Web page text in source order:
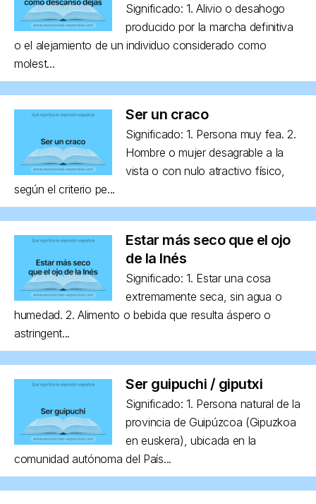
Significado: 1. Alivio o desahogo
producido por la marcha definitiva
o el alejamiento de un individuo considerado como
molest...
Ser un craco
Significado: 1. Persona muy fea. 2.
Hombre o mujer desagrable a la
vista o con nulo atractivo físico,
según el criterio pe...
Estar más seco que el ojo
de la Inés
Significado: 1. Estar una cosa
extremamente seca, sin agua o
humedad. 2. Alimento o bebida que resulta áspero o
astringent...
Ser guipuchi / giputxi
Significado: 1. Persona natural de la
provincia de Guipúzcoa (Gipuzkoa
en euskera), ubicada en la
comunidad autónoma del País...